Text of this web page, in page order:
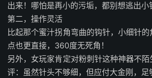
出来！哪怕是再小的污垢，都别想逃出小
第二，操作灵活
比起那个蜜汁拐角弯曲的钩针，小细针
点也更直接，360度无死角！
另外，女玩家肯定对粉刺针这种神器不陌
评：虽然针头不够细，但应付大金刚，足